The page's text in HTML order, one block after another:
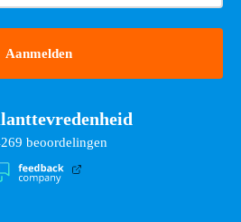
beoordelingen